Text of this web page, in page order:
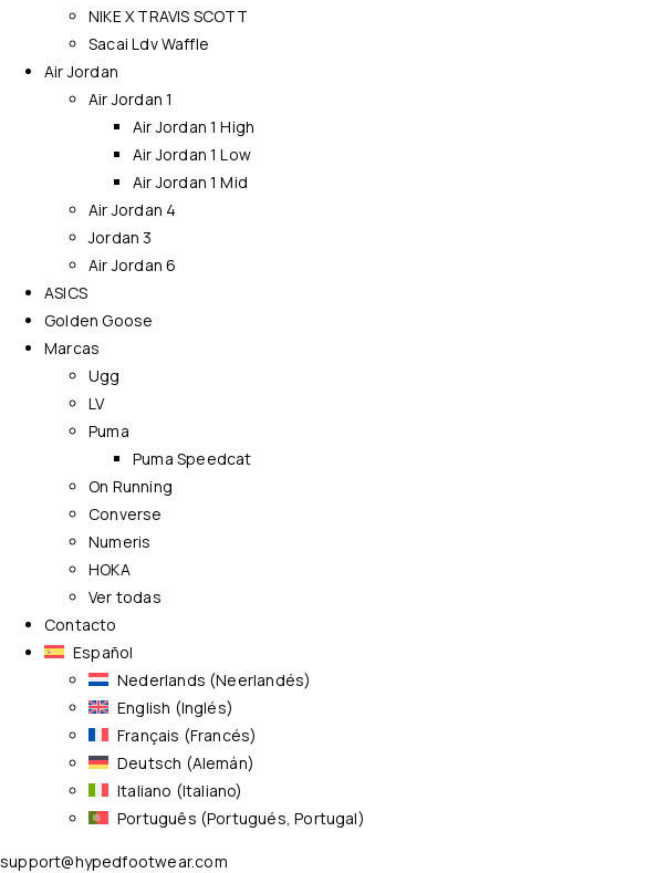
NIKE X TRAVIS SCOTT
Sacai Ldv Waffle
Air Jordan
Air Jordan 1
Air Jordan 1 High
Air Jordan 1 Low
Air Jordan 1 Mid
Air Jordan 4
Jordan 3
Air Jordan 6
ASICS
Golden Goose
Marcas
Ugg
LV
Puma
Puma Speedcat
On Running
Converse
Numeris
HOKA
Ver todas
Contacto
Español
Nederlands (Neerlandés)
English (Inglés)
Français (Francés)
Deutsch (Alemán)
Italiano (Italiano)
Português (Portugués, Portugal)
support@hypedfootwear.com